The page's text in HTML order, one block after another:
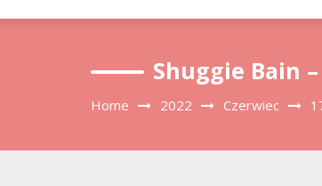
Shuggie Bain –
Home 2022 Czerwiec